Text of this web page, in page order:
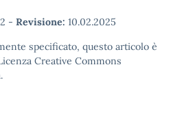
- Revisione: 10.02.2025
specificato, questo articolo è
Creative Commons